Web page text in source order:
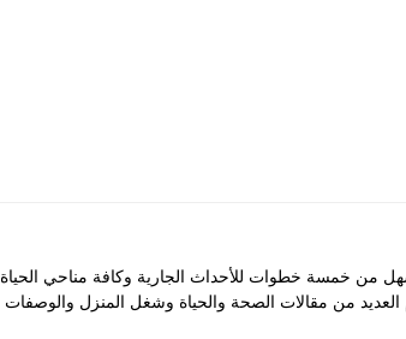
خمسة خطوات للأحداث الجارية وكافة مناحي الحياة
العديد من مقالات الصحة والحياة وشغل المنزل والوصفات